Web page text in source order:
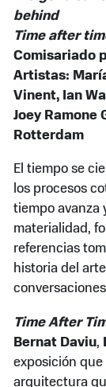
behind
Time after
Comisariado
Artistas:
Vinent, Ian
Joey Ramone
Rotterdam
El tiempo se
los procesos
tiempo avanza
materialidad,
referencias
historia del
Time After
Bernat Daviu,
exposición que
arquitectura